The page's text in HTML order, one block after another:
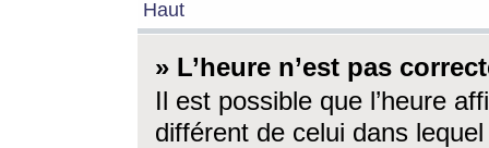
Haut
» L’heure n’est pas
Il est possible que l’heure
différent de celui dans